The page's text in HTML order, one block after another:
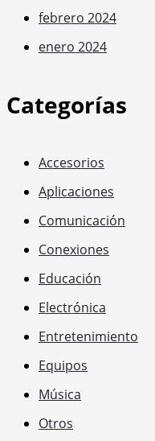
febrero 2024
enero 2024
Categorías
Accesorios
Aplicaciones
Comunicación
Conexiones
Educación
Electrónica
Entretenimiento
Equipos
Música
Otros